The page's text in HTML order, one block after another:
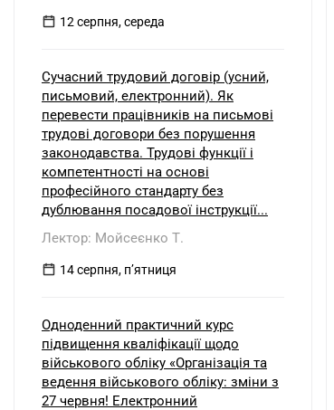
12 серпня, середа
Сучасний трудовий договір (усний,
письмовий, електронний). Як
перевести працівників на письмові
трудові договори без порушення
законодавства. Трудові функції і
компетентності на основі
професійного стандарту без
дублювання посадової інструкції...
Лектор: Мойсеєнко Т.
14 серпня, пʼятниця
Одноденний практичний курс
підвищення кваліфікації щодо
військового обліку «Організація та
ведення військового обліку: зміни з
27 червня! Електронний